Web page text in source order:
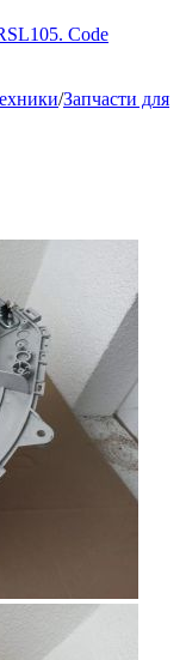
Code
/Запчасти для